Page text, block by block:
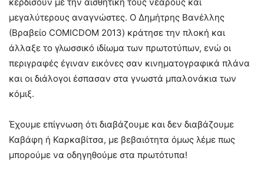
μεγαλύτερους αναγνώστες. Ο Δημήτρης Βανέλλης
(Βραβείο COMICDOM 2013) κράτησε την πλοκή και
άλλαξε το γλωσσικό ιδίωμα των πρωτοτύπων, ενώ οι
περιγραφές έγιναν εικόνες σαν κινηματογραφικά πλάνα
και οι διάλογοι έσπασαν στα γνωστά μπαλονάκια των
κόμιξ.
Έχουμε επίγνωση ότι διαβάζουμε και δεν διαβάζουμε
Καβάφη ή Καρκαβίτσα, με βεβαιότητα όμως λέμε πως
μπορούμε να οδηγηθούμε στα πρωτότυπα!